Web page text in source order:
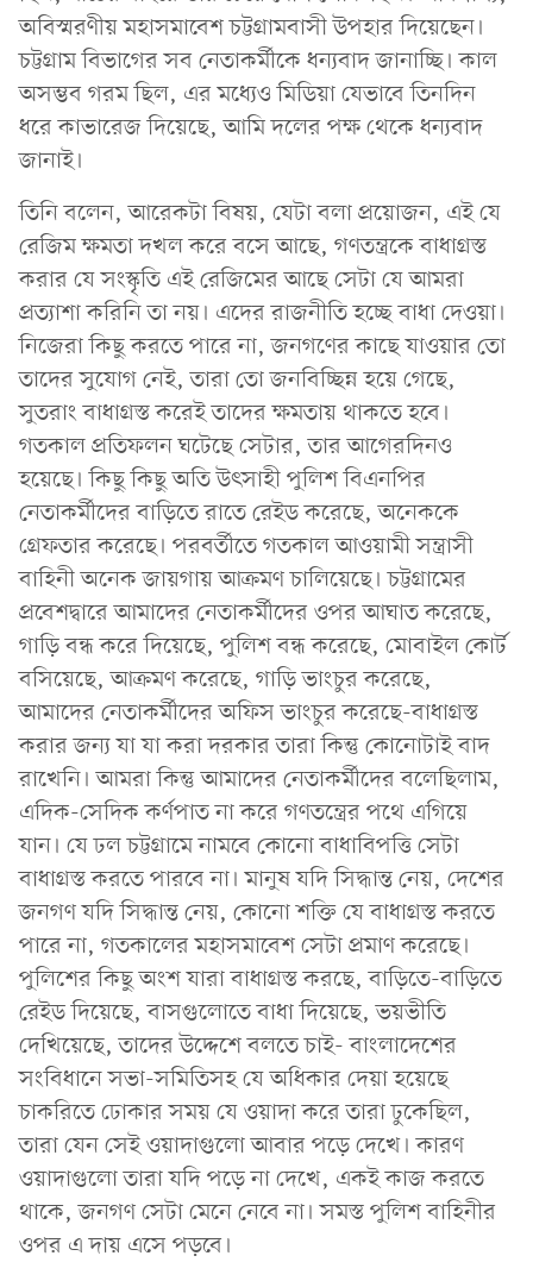
অবিস্মরণীয় মহাসমাবেশ চট্টগ্রামবাসী উপহার দিয়েছেন।
চট্টগ্রাম বিভাগের সব নেতাকর্মীকে ধন্যবাদ জানাচ্ছি। কাল
অসম্ভব গরম ছিল, এর মধ্যেও মিডিয়া যেভাবে তিনদিন
ধরে কাভারেজ দিয়েছে, আমি দলের পক্ষ থেকে ধন্যবাদ
জানাই।
তিনি বলেন, আরেকটা বিষয়, যেটা বলা প্রয়োজন, এই যে
রেজিম ক্ষমতা দখল করে বসে আছে, গণতন্ত্রকে বাধাগ্রস্ত
করার যে সংস্কৃতি এই রেজিমের আছে সেটা যে আমরা
প্রত্যাশা করিনি তা নয়। এদের রাজনীতি হচ্ছে বাধা দেওয়া।
নিজেরা কিছু করতে পারে না, জনগণের কাছে যাওয়ার তো
তাদের সুযোগ নেই, তারা তো জনবিচ্ছিন্ন হয়ে গেছে,
সুতরাং বাধাগ্রস্ত করেই তাদের ক্ষমতায় থাকতে হবে।
গতকাল প্রতিফলন ঘটেছে সেটার, তার আগেরদিনও
হয়েছে। কিছু কিছু অতি উৎসাহী পুলিশ বিএনপির
নেতাকর্মীদের বাড়িতে রাতে রেইড করেছে, অনেককে
গ্রেফতার করেছে। পরবর্তীতে গতকাল আওয়ামী সন্ত্রাসী
বাহিনী অনেক জায়গায় আক্রমণ চালিয়েছে। চট্টগ্রামের
প্রবেশদ্বারে আমাদের নেতাকর্মীদের ওপর আঘাত করেছে,
গাড়ি বন্ধ করে দিয়েছে, পুলিশ বন্ধ করেছে, মোবাইল কোর্ট
বসিয়েছে, আক্রমণ করেছে, গাড়ি ভাংচুর করেছে,
আমাদের নেতাকর্মীদের অফিস ভাংচুর করেছে-বাধাগ্রস্ত
করার জন্য যা যা করা দরকার তারা কিন্তু কোনোটাই বাদ
রাখেনি। আমরা কিন্তু আমাদের নেতাকর্মীদের বলেছিলাম,
এদিক-সেদিক কর্ণপাত না করে গণতন্ত্রের পথে এগিয়ে
যান। যে ঢল চট্টগ্রামে নামবে কোনো বাধাবিপত্তি সেটা
বাধাগ্রস্ত করতে পারবে না। মানুষ যদি সিদ্ধান্ত নেয়, দেশের
জনগণ যদি সিদ্ধান্ত নেয়, কোনো শক্তি যে বাধাগ্রস্ত করতে
পারে না, গতকালের মহাসমাবেশ সেটা প্রমাণ করেছে।
পুলিশের কিছু অংশ যারা বাধাগ্রস্ত করছে, বাড়িতে-বাড়িতে
রেইড দিয়েছে, বাসগুলোতে বাধা দিয়েছে, ভয়ভীতি
দেখিয়েছে, তাদের উদ্দেশে বলতে চাই- বাংলাদেশের
সংবিধানে সভা-সমিতিসহ যে অধিকার দেয়া হয়েছে
চাকরিতে ঢোকার সময় যে ওয়াদা করে তারা ঢুকেছিল,
তারা যেন সেই ওয়াদাগুলো আবার পড়ে দেখে। কারণ
ওয়াদাগুলো তারা যদি পড়ে না দেখে, একই কাজ করতে
থাকে, জনগণ সেটা মেনে নেবে না। সমস্ত পুলিশ বাহিনীর
ওপর এ দায় এসে পড়বে।